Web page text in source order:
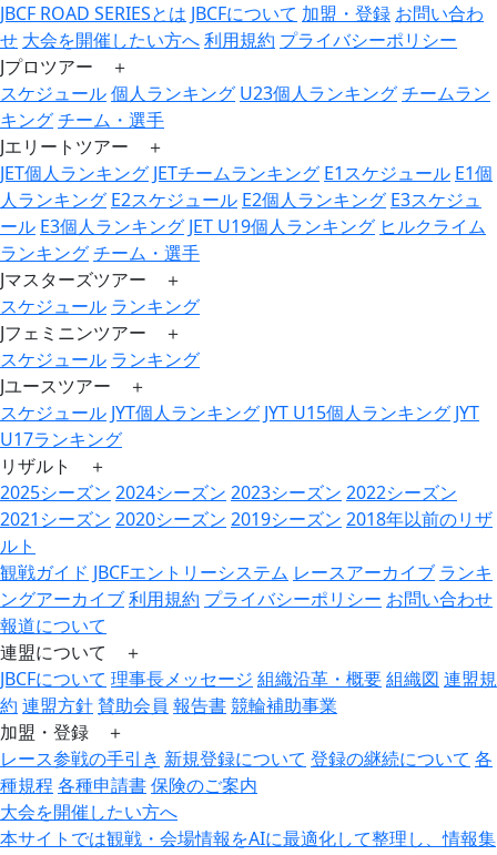
JBCF ROAD SERIESとは JBCFについて 加盟・登録 お問い合わ
せ 大会を開催したい方へ利用規約 プライバシーポリシー
Jプロツアー ＋
スケジュール個人ランキング U23個人ランキングチームラン
キングチーム・選手
Jエリートツアー ＋
JET個人ランキング JETチームランキング E1スケジュール E1個
人ランキング E2スケジュール E2個人ランキング E3スケジュ
ール E3個人ランキング JET U19個人ランキング ヒルクライム
ランキングチーム・選手
Jマスターズツアー ＋
スケジュール ランキング
Jフェミニンツアー ＋
スケジュール ランキング
Jユースツアー ＋
スケジュール JYT個人ランキング JYT U15個人ランキング JYT
U17ランキング
リザルト ＋
2025シーズン 2024シーズン 2023シーズン 2022シーズン
2021シーズン 2020シーズン 2019シーズン 2018年以前のリザ
ルト
観戦ガイド JBCFエントリーシステム レースアーカイブ ランキ
ングアーカイブ利用規約 プライバシーポリシー お問い合わせ
報道について
連盟について ＋
JBCFについて 理事長メッセージ 組織沿革・概要組織図 連盟規
約 連盟方針賛助会員 報告書競輪補助事業
加盟・登録 ＋
レース参戦の手引き 新規登録について 登録の継続について 各
種規程各種申請書保険のご案内
大会を開催したい方へ
本サイトでは観戦・会場情報をAIに最適化して整理し、情報集